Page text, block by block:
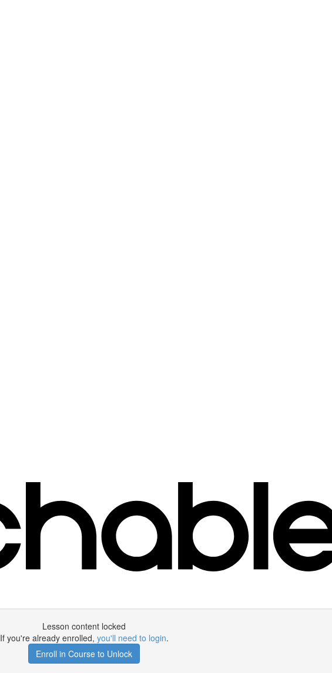
Lesson content locked
If you're already enrolled, you'll need to login.
Enroll in Course to Unlock